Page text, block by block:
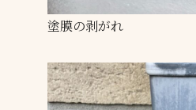
塗膜の剥がれ